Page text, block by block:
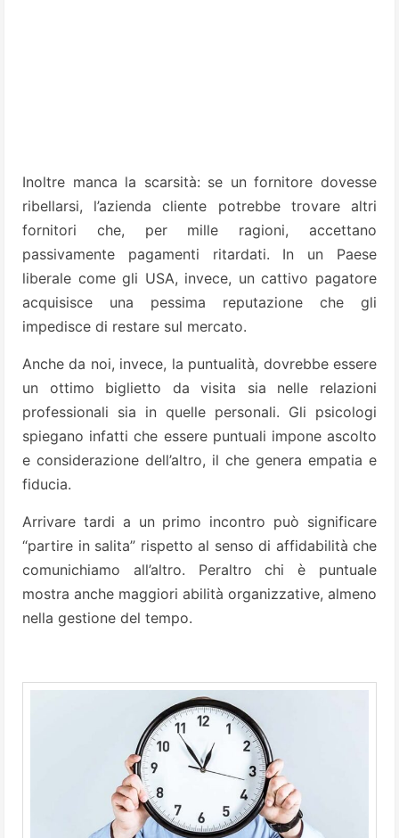
Inoltre manca la scarsità: se un fornitore dovesse
ribellarsi, l’azienda cliente potrebbe trovare altri
fornitori che, per mille ragioni, accettano
passivamente pagamenti ritardati. In un Paese
liberale come gli USA, invece, un cattivo pagatore
acquisisce una pessima reputazione che gli
impedisce di restare sul mercato.
Anche da noi, invece, la puntualità, dovrebbe essere
un ottimo biglietto da visita sia nelle relazioni
professionali sia in quelle personali. Gli psicologi
spiegano infatti che essere puntuali impone ascolto
e considerazione dell’altro, il che genera empatia e
fiducia.
Arrivare tardi a un primo incontro può significare
“partire in salita” rispetto al senso di affidabilità che
comunichiamo all’altro. Peraltro chi è puntuale
mostra anche maggiori abilità organizzative, almeno
nella gestione del tempo.